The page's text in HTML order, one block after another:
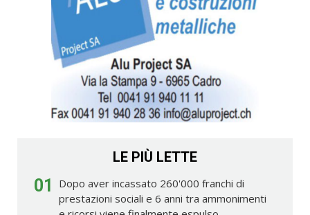
LE PIÙ LETTE
01
Dopo aver incassato 260'000 franchi di
prestazioni sociali e 6 anni tra ammonimenti